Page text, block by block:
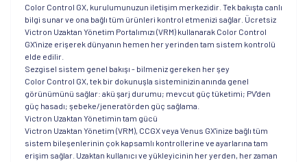
Color Control GX, kurulumunuzun iletişim merkezidir. Tek bakışta canlı
bilgi sunar ve ona bağlı tüm ürünleri kontrol etmenizi sağlar. Ücretsiz
Victron Uzaktan Yönetim Portalımızı (VRM) kullanarak Color Control
GX'inize erişerek dünyanın hemen her yerinden tam sistem kontrolü
elde edilir.
Sezgisel sistem genel bakışı - bilmeniz gereken her şey
Color Control GX, tek bir dokunuşla sisteminizin anında genel
görünümünü sağlar: akü şarj durumu; mevcut güç tüketimi; PV'den
güç hasadı; şebeke/jeneratörden güç sağlama.
Victron Uzaktan Yönetimin tam gücü
Victron Uzaktan Yönetim (VRM), CCGX veya Venus GX'inize bağlı tüm
sistem bileşenlerinin çok kapsamlı kontrollerine ve ayarlarına tam
erişim sağlar. Uzaktan kullanıcı ve yükleyicinin her yerden, her zaman